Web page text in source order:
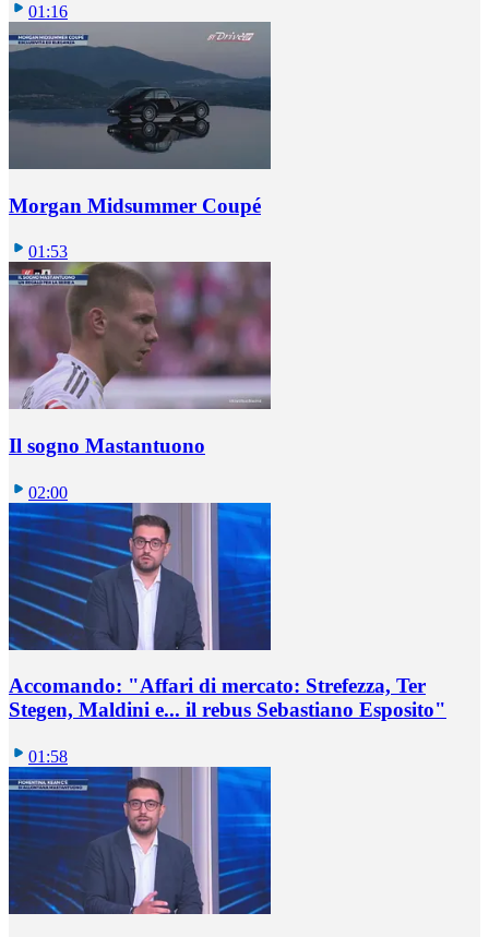
01:16
Morgan Midsummer Coupé
01:53
Il sogno Mastantuono
02:00
Accomando: "Affari di mercato: Strefezza, Ter
Stegen, Maldini e... il rebus Sebastiano Esposito"
01:58